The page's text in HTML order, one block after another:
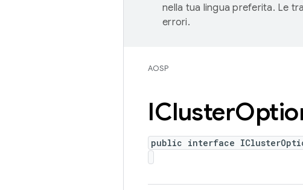
nella tua lingua preferita. Le
errori.
AOSP
ICluster
public interface